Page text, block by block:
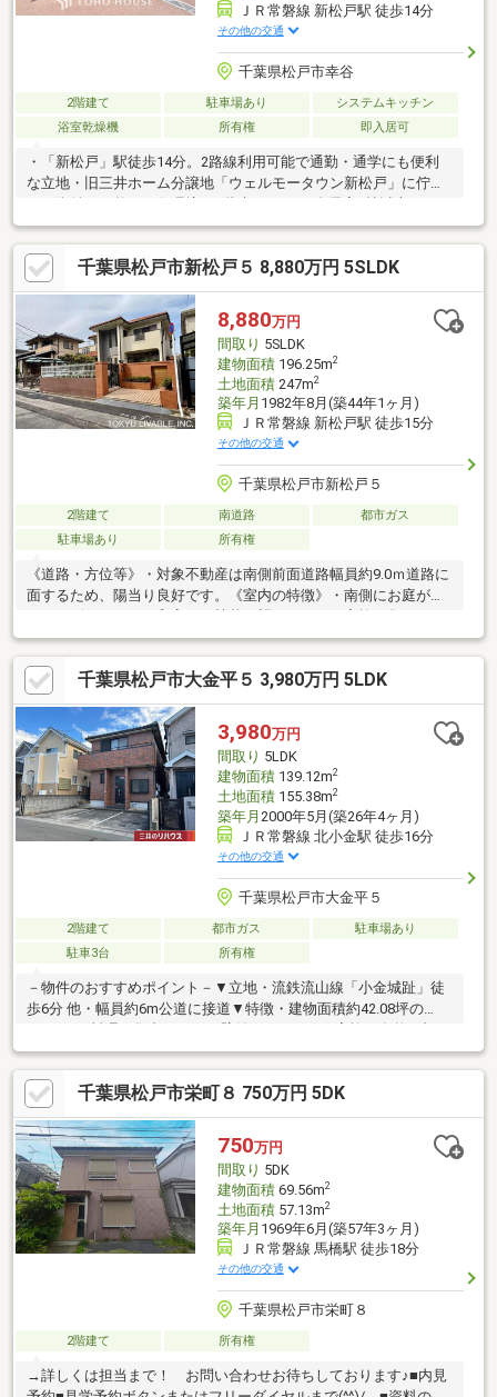
ＪＲ常磐線 新松戸駅 徒歩14分
その他の交通
千葉県松戸市幸谷
2階建て 駐車場あり
システムキッチン
浴室乾燥機
所有権 即入居可
・「新松戸」駅徒歩14分。2路線利用可能で通勤・通学にも便利
な立地・旧三井ホーム分譲地「ウェルモータウン新松戸」に佇
む、街並みの整った住環境・2階建て4LDK、全居室6帖以上のゆと
りある間取りでご家族皆さまが快適に暮らせます・2026年5月リ
フォーム実施。キッチン・浴室・洗面・トイレ交換など、気持ち
よく新生活を始められます・屋上テラス付き。休日はBBQやお子
様のプール、夜は星空を眺める贅沢なプライベート空間に・カー
ポート付きで、大切なお車を雨や紫外線から守ります・新築には
ない成熟した住環境と、リフォーム済みの快適さを兼ね備えた一
邸。ご家族の新しい暮らしを、ぜひ現地でご体感ください
千葉県松戸市新松戸５ 8,880万円 5SLDK
8,880万円
間取り 5SLDK
建物面積196.25m2
土地面積247m2
築年月 1982年8月(築44年1ヶ月)
ＪＲ常磐線 新松戸駅 徒歩15分
その他の交通
千葉県松戸市新松戸５
2階建て 南道路
都市ガス
駐車場あり
所有権
《道路・方位等》・対象不動産は南側前面道路幅員約9.0ｍ道路に
面するため、陽当り良好です。《室内の特徴》・南側にお庭があ
は広々24畳の大空間・開放感あふれる玄関吹き抜け・全居室6畳
以上を確保したゆとりの間取り・キッチン横に便利なパントリー
を完備・1階には季節物や大型品も収まる4畳の納戸・全居室に収
納スペースがあり、お部屋をスッキリ活用可能・自然換気ができ
て清潔に保てる窓付きの浴室《改修・リフォーム》・2024年10月
外壁塗装、バルコニー防水施工・2025年3月 カーポート修繕
千葉県松戸市大金平５ 3,980万円 5LDK
3,980万円
間取り 5LDK
建物面積139.12m2
土地面積155.38m2
築年月 2000年5月(築26年4ヶ月)
ＪＲ常磐線 北小金駅 徒歩16分
その他の交通
千葉県松戸市大金平５
2階建て 都市ガス
駐車場あり
駐車3台
所有権
－物件のおすすめポイント－▼立地・流鉄流山線「小金城趾」徒
歩6分 他・幅員約6m公道に接道▼特徴・建物面積約42.08坪の
5LDK・お料理に集中しやすい壁付けキッチン・家族が自然と顔を
合わせるリビング階段・各階に洗面台・トイレを設置・2階4部屋
に面する広々とした3面バルコニー・土地面積約47坪、駐車スペ
ース3台分有(車種による)▼周辺環境・KEIHOKUスーパー鰭ヶ崎店
徒歩9分(約700m)・松戸市立小金北小学校 徒歩6分(約420m)■ ご希
望の住まい探しをお手伝いします ━━━━━・・・物件の詳細・
ご相談はお気軽にお問い合わせください。
千葉県松戸市栄町８ 750万円 5DK
750万円
間取り 5DK
建物面積69.56m2
土地面積57.13m2
築年月 1969年6月(築57年3ヶ月)
ＪＲ常磐線 馬橋駅 徒歩18分
その他の交通
千葉県松戸市栄町８
2階建て 所有権
→詳しくは担当まで！ お問い合わせお待ちしております♪■内見